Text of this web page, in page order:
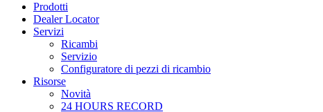
Prodotti
Dealer Locator
Servizi
Ricambi
Servizio
Configuratore di pezzi di ricambio
Risorse
Novità
24 HOURS RECORD